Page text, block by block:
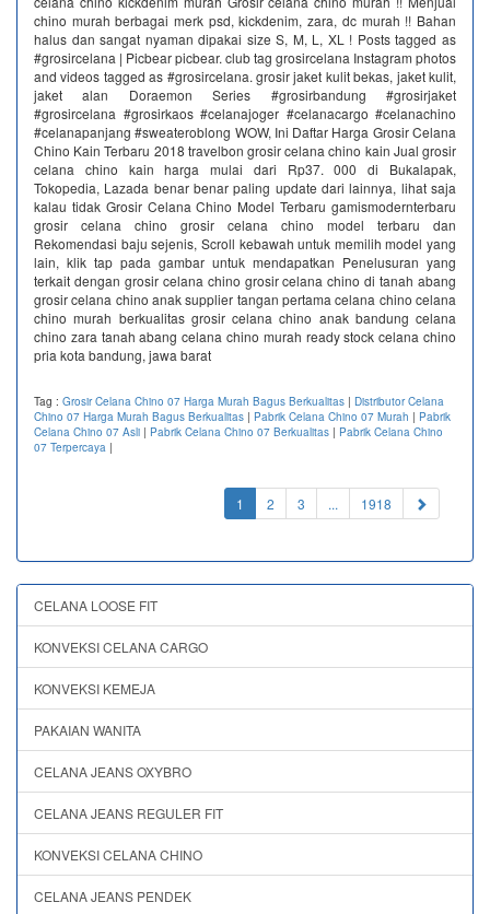
chino murah berbagai merk psd, kickdenim, zara, dc murah !! Bahan
halus dan sangat nyaman dipakai size S, M, L, XL ! Posts tagged as
#grosircelana | Picbear picbear. club tag grosircelana Instagram photos
and videos tagged as #grosircelana. grosir jaket kulit bekas, jaket kulit,
jaket alan Doraemon Series #grosirbandung #grosirjaket
#grosircelana #grosirkaos #celanajoger #celanacargo #celanachino
#celanapanjang #sweateroblong WOW, Ini Daftar Harga Grosir Celana
Chino Kain Terbaru 2018 travelbon grosir celana chino kain Jual grosir
celana chino kain harga mulai dari Rp37. 000 di Bukalapak,
Tokopedia, Lazada benar benar paling update dari lainnya, lihat saja
kalau tidak Grosir Celana Chino Model Terbaru gamismodernterbaru
grosir celana chino grosir celana chino model terbaru dan
Rekomendasi baju sejenis, Scroll kebawah untuk memilih model yang
lain, klik tap pada gambar untuk mendapatkan Penelusuran yang
terkait dengan grosir celana chino grosir celana chino di tanah abang
grosir celana chino anak supplier tangan pertama celana chino celana
chino murah berkualitas grosir celana chino anak bandung celana
chino zara tanah abang celana chino murah ready stock celana chino
pria kota bandung, jawa barat
Tag : Grosir Celana Chino 07 Harga Murah Bagus Berkualitas | Distributor Celana
Chino 07 Harga Murah Bagus Berkualitas | Pabrik Celana Chino 07 Murah | Pabrik
Celana Chino 07 Asli | Pabrik Celana Chino 07 Berkualitas | Pabrik Celana Chino
07 Terpercaya |
1 (current)
2 3 ... 1918
CELANA LOOSE FIT
KONVEKSI CELANA CARGO
KONVEKSI KEMEJA
PAKAIAN WANITA
CELANA JEANS OXYBRO
CELANA JEANS REGULER FIT
KONVEKSI CELANA CHINO
CELANA JEANS PENDEK